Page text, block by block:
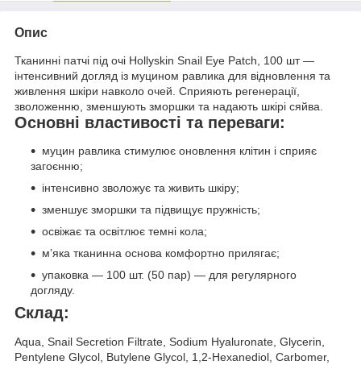
Опис
Тканинні патчі під очі Hollyskin Snail Eye Patch, 100 шт —
інтенсивний догляд із муцином равлика для відновлення та
живлення шкіри навколо очей. Сприяють регенерації,
зволоженню, зменшують зморшки та надають шкірі сяйва.
Основні властивості та переваги:
муцин равлика стимулює оновлення клітин і сприяє
загоєнню;
інтенсивно зволожує та живить шкіру;
зменшує зморшки та підвищує пружність;
освіжає та освітлює темні кола;
м’яка тканинна основа комфортно прилягає;
упаковка — 100 шт. (50 пар) — для регулярного
догляду.
Склад:
Aqua, Snail Secretion Filtrate, Sodium Hyaluronate, Glycerin,
Pentylene Glycol, Butylene Glycol, 1,2-Hexanediol, Carbomer,